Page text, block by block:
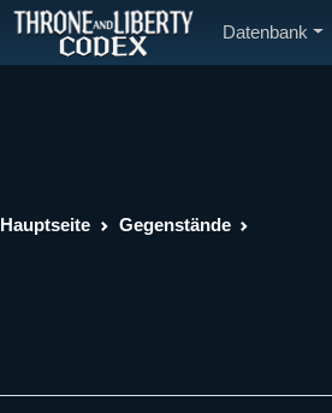
Datenbank
Hauptseite Gegenstände